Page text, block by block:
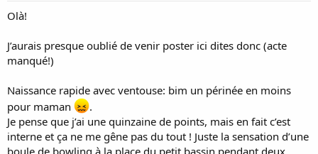
Olà!
J’aurais presque oublié de venir poster ici dites donc (acte
manqué!)
Naissance rapide avec ventouse: bim un périnée en moins
pour maman
.
Je pense que j’ai une quinzaine de points, mais en fait c’est
interne et ça ne me gêne pas du tout ! Juste la sensation d’une